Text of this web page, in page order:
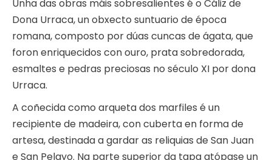
Unha das obras máis sobresalientes é o Cáliz de
Dona Urraca, un obxecto suntuario de época
romana, composto por dúas cuncas de ágata, que
foron enriquecidos con ouro, prata sobredorada,
esmaltes e pedras preciosas no século XI por dona
Urraca.
A coñecida como arqueta dos marfiles é un
recipiente de madeira, con cuberta en forma de
artesa, destinada a gardar as reliquias de San Juan
e San Pelayo. Na parte superior da tapa atópase un